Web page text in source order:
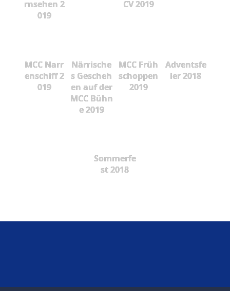
rnsehen 2
019
CV 2019
MCC Narr
enschiff 2
019
Närrische
s Gescheh
en auf der
MCC Bühn
e 2019
MCC Früh
schoppen
2019
Adventsfe
ier 2018
Sommerfe
st 2018